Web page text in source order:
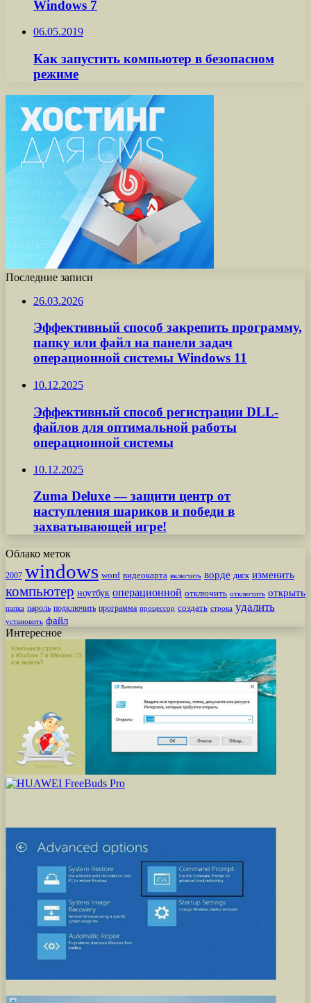
Windows 7
06.05.2019
Как запустить компьютер в безопасном
режиме
Последние записи
26.03.2026
Эффективный способ закрепить программу,
папку или файл на панели задач
операционной системы Windows 11
10.12.2025
Эффективный способ регистрации DLL-
файлов для оптимальной работы
операционной системы
10.12.2025
Zuma Deluxe — защити центр от
наступления шариков и победи в
захватывающей игре!
Облако меток
2007 windows word видеокарта включить ворде диск изменить
компьютер ноутбук операционной отключить отключить открыть
папка пароль подключить программа процессор создать строка удалить
установить файл
Интересное